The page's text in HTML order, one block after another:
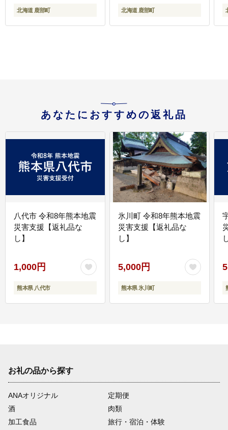
北海道 鹿部町 北海道 鹿部町
あなたにおすすめの返礼品
八代市 令和8年熊本地震
災害支援【返礼品な
し】
1,000円
熊本県 八代市
氷川町 令和8年熊本地震
災害支援【返礼品な
し】
5,000円
熊本県 氷川町
お礼の品から探す
ANAオリジナル
定期便
酒
肉類
加工食品
旅行・宿泊・体験